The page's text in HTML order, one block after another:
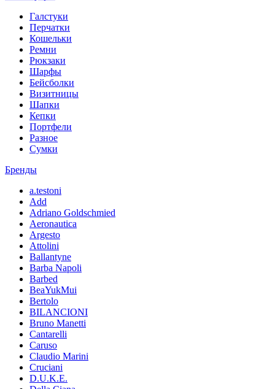
Галстуки
Перчатки
Кошельки
Ремни
Рюкзаки
Шарфы
Бейсболки
Визитницы
Шапки
Кепки
Портфели
Разное
Сумки
Бренды
a.testoni
Add
Adriano Goldschmied
Aeronautica
Argesto
Attolini
Ballantyne
Barba Napoli
Barbed
BeaYukMui
Bertolo
BILANCIONI
Bruno Manetti
Cantarelli
Caruso
Claudio Marini
Cruciani
D.U.K.E.